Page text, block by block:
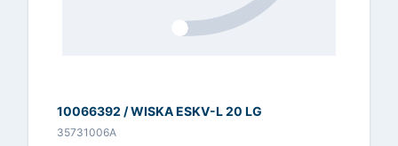
10066392 / WISKA ESKV-L 20 LG
35731006A